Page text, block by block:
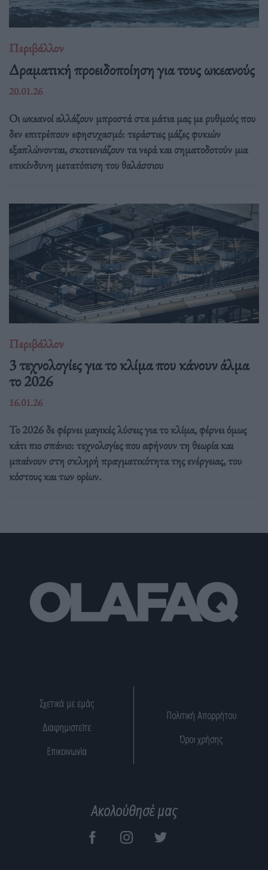
Περιβάλλον
Δραματική προειδοποίηση για τους ωκεανούς
20.01.26
Οι ωκεανοί αλλάζουν μπροστά στα μάτια μας με ρυθμούς που
δεν επιτρέπουν εφησυχασμό: τεράστιες μάζες φυκιών
εξαπλώνονται, σκοτεινιάζουν τα νερά και σηματοδοτούν μια
επικίνδυνη μετατόπιση του θαλάσσιου
Περιβάλλον
3 τεχνολογίες για το κλίμα που κάνουν άλμα
το 2026
16.01.26
Το 2026 δε φέρνει μαγικές λύσεις για το κλίμα, φέρνει όμως
κάτι πιο σπάνιο: τεχνολογίες που αφήνουν τη θεωρία και
μπαίνουν στη σκληρή πραγματικότητα της ενέργειας, του
κόστους και των ορίων.
Σχετικά με εμάς
Διαφημιστείτε
Επικοινωνία
Πολιτική Απορρήτου
Όροι χρήσης
Ακολούθησέ μας